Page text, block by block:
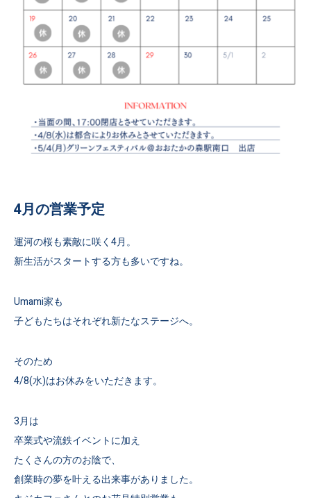
4月の営業予定
運河の桜も素敵に咲く4月。
新生活がスタートする方も多いですね。
Umami家も
子どもたちはそれぞれ新たなステージへ。
そのため
4/8(水)はお休みをいただきます。
3月は
卒業式や流鉄イベントに加え
たくさんの方のお陰で、
創業時の夢を叶える出来事がありました。